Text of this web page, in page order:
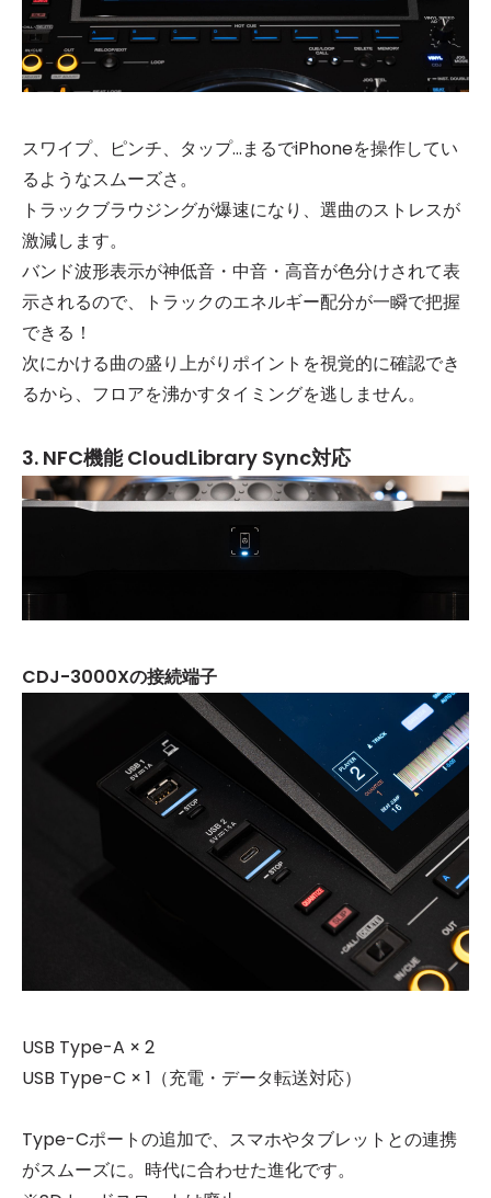
スワイプ、ピンチ、タップ...まるでiPhoneを操作してい
るようなスムーズさ。
トラックブラウジングが爆速になり、選曲のストレスが
激減します。
バンド波形表示が神低音・中音・高音が色分けされて表
示されるので、トラックのエネルギー配分が一瞬で把握
できる！
次にかける曲の盛り上がりポイントを視覚的に確認でき
るから、フロアを沸かすタイミングを逃しません。
3. NFC機能 CloudLibrary Sync対応
CDJ-3000Xの接続端子
USB Type-A × 2
USB Type-C × 1（充電・データ転送対応）
Type-Cポートの追加で、スマホやタブレットとの連携
がスムーズに。時代に合わせた進化です。